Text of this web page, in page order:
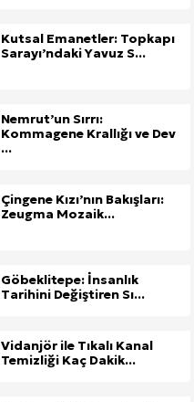
Kutsal Emanetler: Topkapı
Sarayı’ndaki Yavuz S...
Nemrut’un Sırrı:
Kommagene Krallığı ve Dev
...
Çingene Kızı’nın Bakışları:
Zeugma Mozaik...
Göbeklitepe: İnsanlık
Tarihini Değiştiren Sı...
Vidanjör ile Tıkalı Kanal
Temizliği Kaç Dakik...